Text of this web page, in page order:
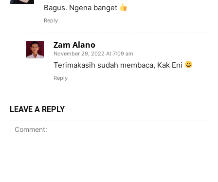
Bagus. Ngena banget
Reply
Zam Alano
November 29, 2022 At 7:09 am
Terimakasih sudah membaca, Kak Eni
Reply
LEAVE A REPLY